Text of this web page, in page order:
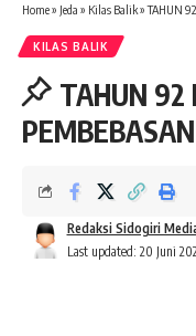
Home» Jeda » Kilas Balik»TAHUN
KILAS BALIK
TAHUN 92
Last updated: 20 Juni
Redaksi Sidogiri